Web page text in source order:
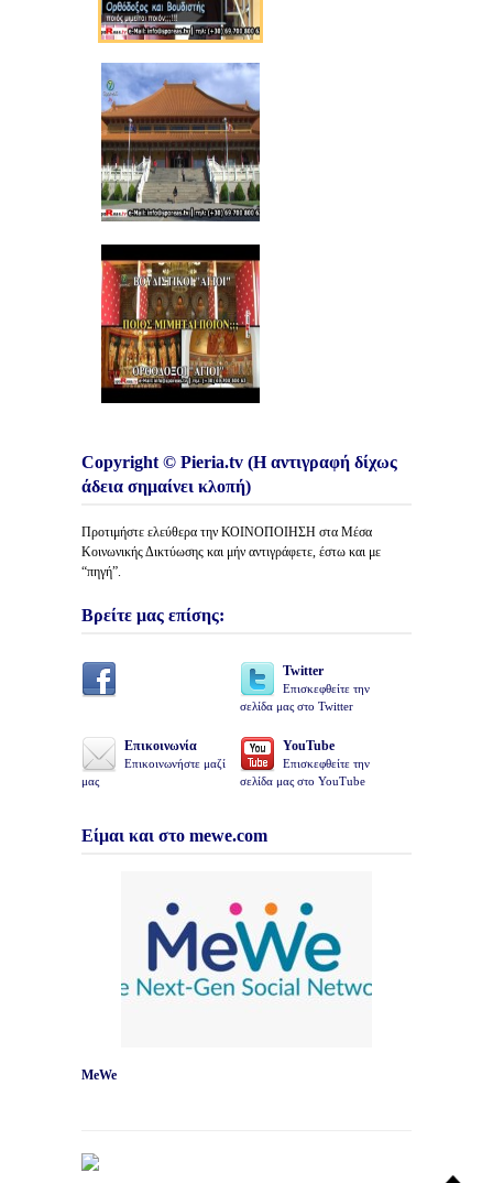
Copyright © Pieria.tv (Η αντιγραφή δίχως
άδεια σημαίνει κλοπή)
Προτιμήστε ελεύθερα την ΚΟΙΝΟΠΟΙΗΣΗ στα Μέσα
Κοινωνικής Δικτύωσης και μήν αντιγράφετε, έστω και με
“πηγή”.
Βρείτε μας επίσης:
Twitter
Επισκεφθείτε την
σελίδα μας στο Twitter
Επικοινωνία
Επικοινωνήστε μαζί
μας
YouTube
Επισκεφθείτε την
σελίδα μας στο YouTube
Είμαι και στο mewe.com
MeWe